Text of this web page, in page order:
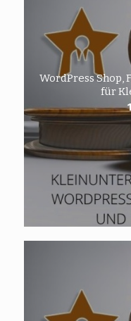
WordPress Shop,
für